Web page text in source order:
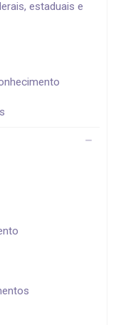
estaduais e